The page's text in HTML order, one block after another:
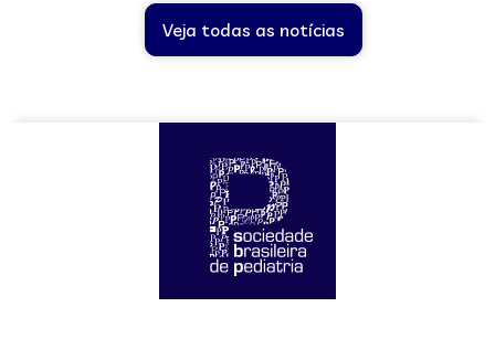
Veja todas as notícias